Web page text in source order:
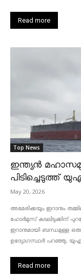
Read more
Top News
ഇന്ത്യൻ
പിടിച്ചെടുത്ത്
May 20, 2026
അമേരിക്കയും ഇറാനും
ഹോർമുസ് കടലിടുക്കിന്
ഇറാനുമായി ബന്ധമുള്ള
ഉദ്യോഗസ്ഥർ പറഞ്ഞു.
Read more